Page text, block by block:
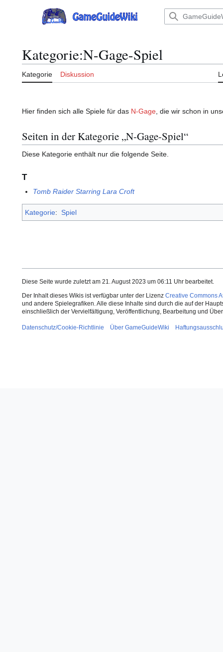
Hauptmenü
Kategorie:N-Gage-Spiel
Kategorie Diskussion
Hier finden sich alle Spiele für das N-Gage , die wir schon in
Seiten in der Kategorie „N-Gage-Spiel“
Diese Kategorie enthält nur die folgende Seite.
T
Tomb Raider Starring Lara Croft
Kategorie: Spiel
Diese Seite wurde zuletzt am 21. August 2023 um 06:11 Uhr bearbeitet.
Der Inhalt dieses Wikis ist verfügbar unter der Lizenz Creative Commons
und andere Spielegrafiken. Alle diese Inhalte sind durch die auf der
einschließlich der Vervielfältigung, Veröffentlichung, Bearbeitung und
Datenschutz/Cookie-Richtlinie Über GameGuideWiki